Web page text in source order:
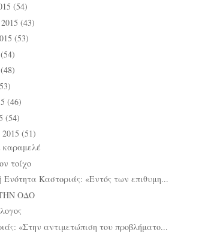
(54)
(43)
(53)
(54)
(48)
(46)
(54)
(51)
τοίχο
Ενότητα Καστοριάς: «Εντός των επιθυμη...
ΟΔΟ
«Στην αντιμετώπιση του προβλήματο...